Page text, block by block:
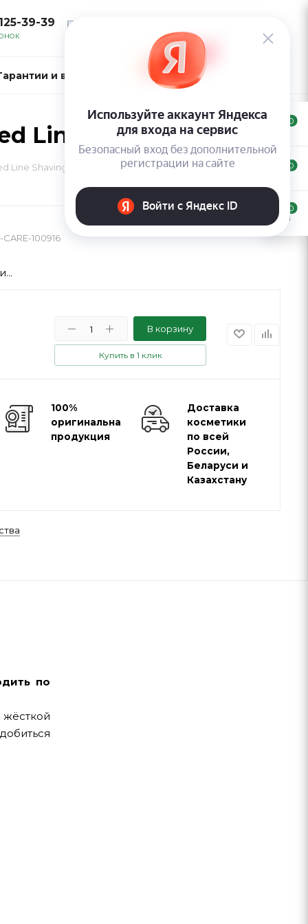
39-39
и возврат Контакты
Line Shaving Foam
Line Shaving Foam
CARE-100916
В корзину
Купить в 1 клик
100%
оригинальная
продукция
Доставка
косметики
по всей
России,
Беларуси и
Казахстану
по
0
0
0